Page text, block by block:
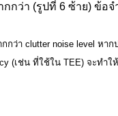
กกว่า (รูปที่ 6 ซ้าย) ข้อ
กว่า clutter noise level หา
(เช่น ที่ใช้ใน TEE) จะทำ